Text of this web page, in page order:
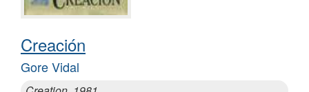
Creación
Gore Vidal